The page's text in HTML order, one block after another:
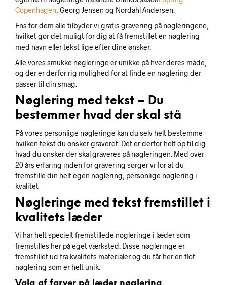
Copenhagen , Georg Jensen og Nordahl Andersen.
Ens for dem alle tilbyder vi gratis gravering på nøgleringene,
hvilket gør det muligt for dig at få fremstillet en nøglering
med navn eller tekst lige efter dine ønsker.
Alle vores smukke nøgleringe er unikke på hver deres måde,
og der er derfor rig mulighed for at finde en nøglering der
passer til din smag.
Nøglering med tekst – Du
bestemmer hvad der skal stå
På vores personlige nøgleringe kan du selv helt bestemme
hvilken tekst du ønsker graveret. Det er derfor helt op til dig
hvad du ønsker der skal graveres på nøgleringen. Med over
20 års erfaring inden for gravering sørger vi for at du
fremstille din helt egen nøglering, personlige nøglering i
kvalitet
Nøgleringe med tekst fremstillet i
kvalitets læder
Vi har helt specielt fremstillede nøgleringe i læder som
fremstilles her på eget værksted. Disse nøgleringe er
fremstillet ud fra kvalitets materialer og du får her en flot
nøglering som er helt unik.